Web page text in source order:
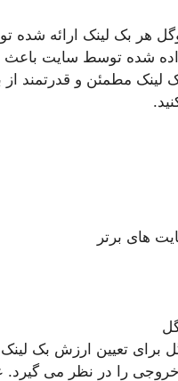
هر بک لینک ارائه شده
شده توسط سایت باعث
مطمئن و قدرتمند از
های برتر
تعیین ارزش بک لینک
را در نظر می گیرد.